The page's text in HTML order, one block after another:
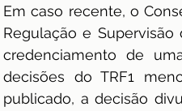
Em caso recente, o
Regulação e Supervisão
credenciamento de
decisões do TRF1
publicado, a decisão